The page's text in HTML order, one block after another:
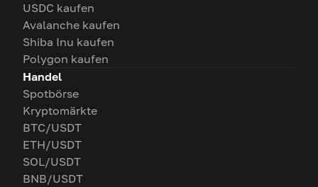
USDC kaufen
Avalanche kaufen
Shiba Inu kaufen
Polygon kaufen
Handel
Spotbörse
Kryptomärkte
BTC/USDT
ETH/USDT
SOL/USDT
BNB/USDT